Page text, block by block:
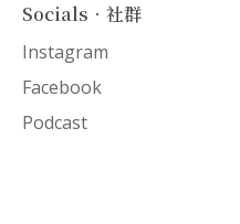
Socials．社群
Instagram
Facebook
Podcast